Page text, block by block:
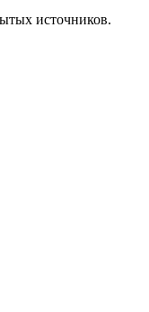
источников.